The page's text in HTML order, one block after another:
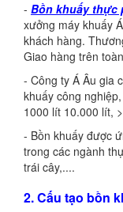
- Bồn khuấy thực
xưởng máy khuấy
khách hàng.
Giao hàng trên
- Công ty Á Âu gia
khuấy công
1000 lít 10.000 lít,
- Bồn khuấy được
trong các ngành
trái cây,....
2. Cấu tạo bồn